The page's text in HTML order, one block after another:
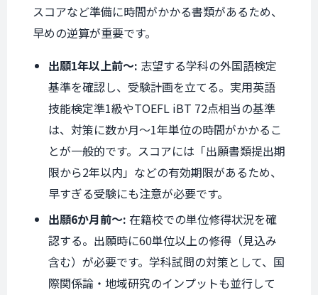
スコアなど準備に時間がかかる書類があるため、
早めの逆算が重要です。
出願1年以上前〜: 志望する学科の外国語検定
基準を確認し、受験計画を立てる。実用英語
技能検定準1級やTOEFL iBT 72点相当の基準
は、対策に数か月〜1年単位の時間がかかるこ
とが一般的です。スコアには「出願書類提出期
限から2年以内」などの有効期限があるため、
早すぎる受験にも注意が必要です。
出願6か月前〜: 在籍校での単位修得状況を確
認する。出願時に60単位以上の修得（見込み
含む）が必要です。学科試問の対策として、国
際関係論・地域研究のインプットも並行して